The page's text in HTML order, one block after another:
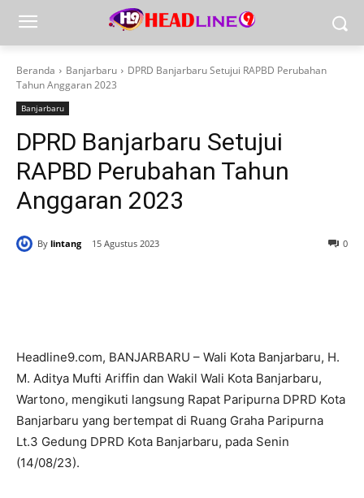
Beranda Banjarbaru
DPRD Banjarbaru Setujui RAPBD Perubahan
Tahun Anggaran 2023
Banjarbaru
DPRD Banjarbaru Setujui
RAPBD Perubahan Tahun
Anggaran 2023
By lintang 15 Agustus 2023 0
Headline9.com, BANJARBARU – Wali Kota Banjarbaru, H.
M. Aditya Mufti Ariffin dan Wakil Wali Kota Banjarbaru,
Wartono, mengikuti langsung Rapat Paripurna DPRD Kota
Banjarbaru yang bertempat di Ruang Graha Paripurna
Lt.3 Gedung DPRD Kota Banjarbaru, pada Senin
(14/08/23).